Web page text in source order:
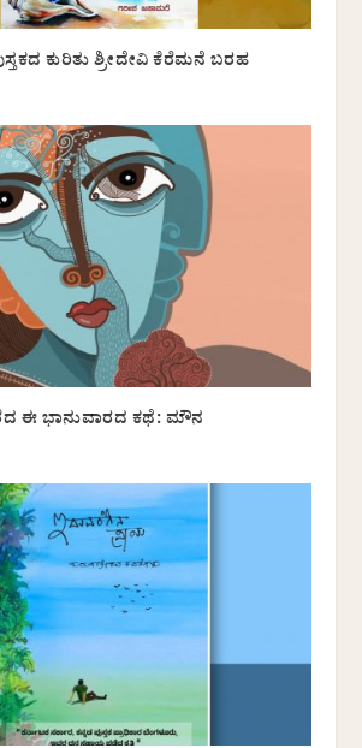
ಕುರಿತು ಶ್ರೀದೇವಿ ಕೆರೆಮನೆ ಬರಹ
ಈ ಭಾನುವಾರದ ಕಥೆ: ಮೌನ